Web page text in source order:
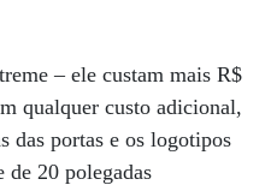
– ele custam mais R$
qualquer custo adicional,
das portas e os logotipos
de 20 polegadas